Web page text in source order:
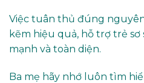
Việc tuân thủ đúng
kẽm hiệu quả, hỗ trợ trẻ
mạnh và toàn diện.
Ba mẹ hãy nhớ luôn tìm